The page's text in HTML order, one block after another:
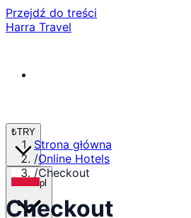
Przejdź do treści
Harra Travel
₺TRY
pl
Strona główna
/Online Hotels
/Checkout
Checkout